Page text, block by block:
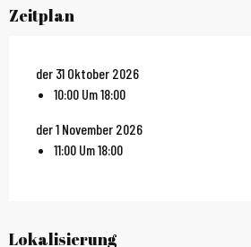
Zeitplan
der 31 Oktober 2026
10:00 Um 18:00
der 1 November 2026
11:00 Um 18:00
Lokalisierung